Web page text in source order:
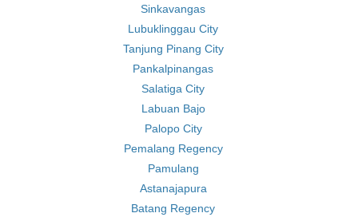
Sinkavangas
Lubuklinggau City
Tanjung Pinang City
Pankalpinangas
Salatiga City
Labuan Bajo
Palopo City
Pemalang Regency
Pamulang
Astanajapura
Batang Regency